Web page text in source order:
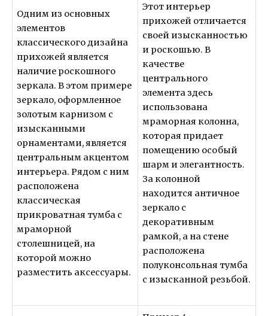
Одним из основных
элементов
классического дизайна
прихожей является
наличие роскошного
зеркала. В этом примере
зеркало, оформленное
золотым карнизом с
изысканными
орнаментами, является
центральным акцентом
интерьера. Рядом с ним
расположена
классическая
прикроватная тумба с
мраморной
столешницей, на
которой можно
разместить аксессуары.
Этот интерьер
прихожей отличается
своей изысканностью
и роскошью. В
качестве
центрального
элемента здесь
использована
мраморная колонна,
которая придает
помещению особый
шарм и элегантность.
За колонной
находится античное
зеркало с
декоративным
рамкой, а на стене
расположена
полуконсольная тумба
с изысканной резьбой.